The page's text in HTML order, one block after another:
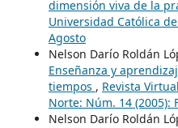
dimensión viva de la
Universidad Católica
Agosto
Nelson Darío Roldán
Enseñanza y
tiempos , Revista
Norte: Núm. 14 (2005):
Nelson Darío Roldán